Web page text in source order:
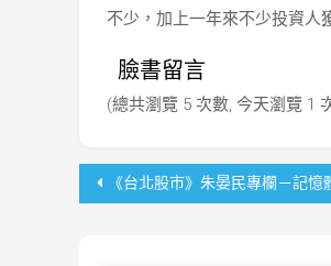
不少，加上一年來不少投資人
臉書留言
(總共瀏覽 5 次數, 今天瀏覽 1
文
《台北股市》朱晏民專欄－記